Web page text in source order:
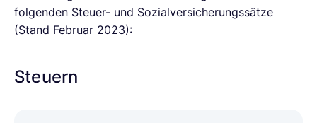
folgenden Steuer- und Sozialversicherungssätze
(Stand Februar 2023):
Steuern